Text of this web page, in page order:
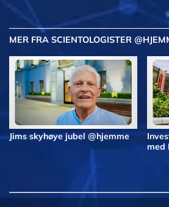
MER FRA SCIENTOLOGISTER
Jims skyhøye jubel @hjemme
med